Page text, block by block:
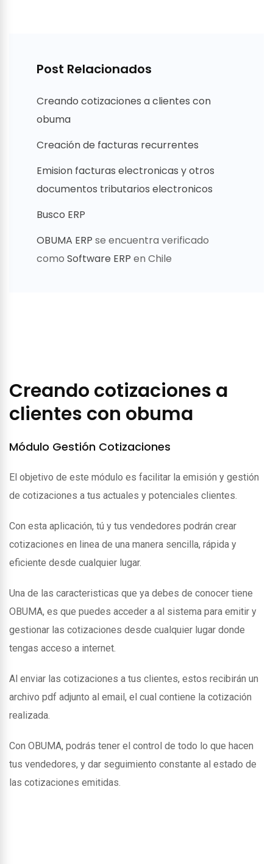
Post Relacionados
Creando cotizaciones a clientes con
obuma
Creación de facturas recurrentes
Emision facturas electronicas y otros
documentos tributarios electronicos
Busco ERP
OBUMA ERP se encuentra verificado
como Software ERP en Chile
Creando cotizaciones a
clientes con obuma
Módulo Gestión Cotizaciones
El objetivo de este módulo es facilitar la emisión y gestión
de cotizaciones a tus actuales y potenciales clientes.
Con esta aplicación, tú y tus vendedores podrán crear
cotizaciones en linea de una manera sencilla, rápida y
eficiente desde cualquier lugar.
Una de las caracteristicas que ya debes de conocer tiene
OBUMA, es que puedes acceder a al sistema para emitir y
gestionar las cotizaciones desde cualquier lugar donde
tengas acceso a internet.
Al enviar las cotizaciones a tus clientes, estos recibirán un
archivo pdf adjunto al email, el cual contiene la cotización
realizada.
Con OBUMA, podrás tener el control de todo lo que hacen
tus vendedores, y dar seguimiento constante al estado de
las cotizaciones emitidas.